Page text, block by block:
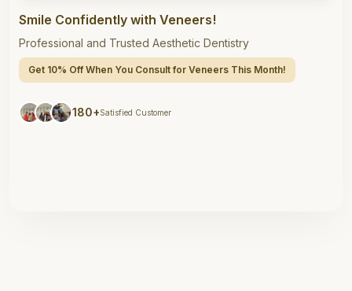
Smile Confidently with Veneers!
Professional and Trusted Aesthetic Dentistry
Get 10% Off When You Consult for Veneers This Month!
180+Satisfied Customer